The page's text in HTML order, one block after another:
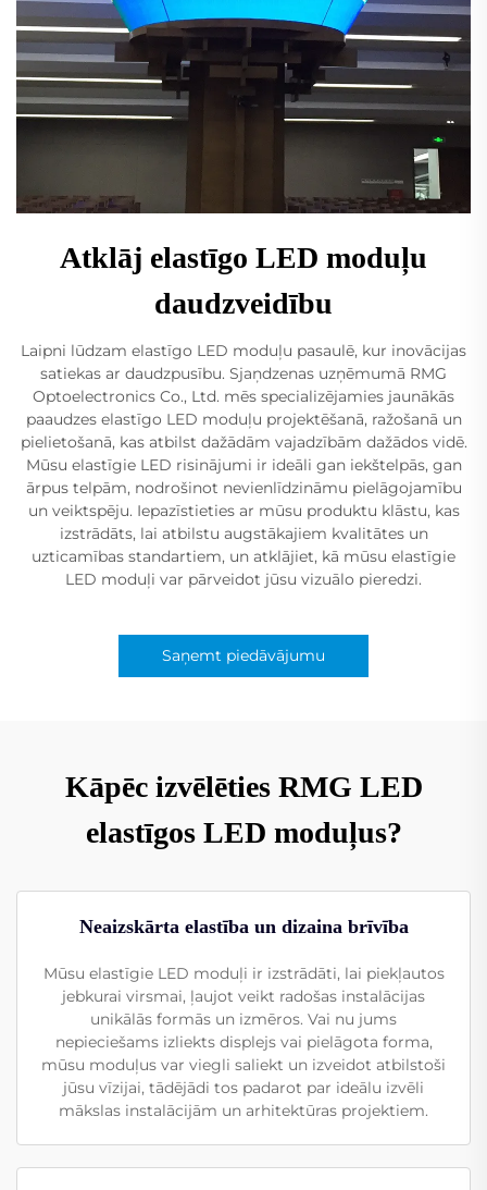
Atklāj elastīgo LED moduļu
daudzveidību
Laipni lūdzam elastīgo LED moduļu pasaulē, kur inovācijas
satiekas ar daudzpusību. Sjaņdzenas uzņēmumā RMG
Optoelectronics Co., Ltd. mēs specializējamies jaunākās
paaudzes elastīgo LED moduļu projektēšanā, ražošanā un
pielietošanā, kas atbilst dažādām vajadzībām dažādos vidē.
Mūsu elastīgie LED risinājumi ir ideāli gan iekštelpās, gan
ārpus telpām, nodrošinot nevienlīdzināmu pielāgojamību
un veiktspēju. Iepazīstieties ar mūsu produktu klāstu, kas
izstrādāts, lai atbilstu augstākajiem kvalitātes un
uzticamības standartiem, un atklājiet, kā mūsu elastīgie
LED moduļi var pārveidot jūsu vizuālo pieredzi.
Saņemt piedāvājumu
Kāpēc izvēlēties RMG LED
elastīgos LED moduļus?
Neaizskārta elastība un dizaina brīvība
Mūsu elastīgie LED moduļi ir izstrādāti, lai piekļautos
jebkurai virsmai, ļaujot veikt radošas instalācijas
unikālās formās un izmēros. Vai nu jums
nepieciešams izliekts displejs vai pielāgota forma,
mūsu moduļus var viegli saliekt un izveidot atbilstoši
jūsu vīzijai, tādējādi tos padarot par ideālu izvēli
mākslas instalācijām un arhitektūras projektiem.